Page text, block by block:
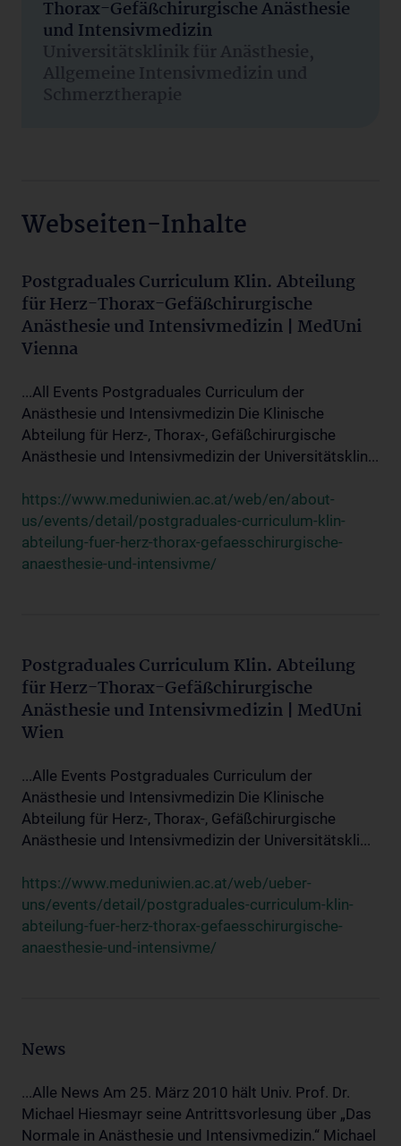
Thorax-Gefäßchirurgische Anästhesie
und Intensivmedizin
Universitätsklinik für Anästhesie,
Allgemeine Intensivmedizin und
Schmerztherapie
Webseiten-Inhalte
Postgraduales Curriculum Klin. Abteilung
für Herz-Thorax-Gefäßchirurgische
Anästhesie und Intensivmedizin | MedUni
Vienna
...All Events Postgraduales Curriculum der
Anästhesie und Intensivmedizin Die Klinische
Abteilung für Herz-, Thorax-, Gefäßchirurgische
Anästhesie und Intensivmedizin der Universitätsklin...
https://www.meduniwien.ac.at/web/en/about-
us/events/detail/postgraduales-curriculum-klin-
abteilung-fuer-herz-thorax-gefaesschirurgische-
anaesthesie-und-intensivme/
Postgraduales Curriculum Klin. Abteilung
für Herz-Thorax-Gefäßchirurgische
Anästhesie und Intensivmedizin | MedUni
Wien
...Alle Events Postgraduales Curriculum der
Anästhesie und Intensivmedizin Die Klinische
Abteilung für Herz-, Thorax-, Gefäßchirurgische
Anästhesie und Intensivmedizin der Universitätskli...
https://www.meduniwien.ac.at/web/ueber-
uns/events/detail/postgraduales-curriculum-klin-
abteilung-fuer-herz-thorax-gefaesschirurgische-
anaesthesie-und-intensivme/
News
...Alle News Am 25. März 2010 hält Univ. Prof. Dr.
Michael Hiesmayr seine Antrittsvorlesung über „Das
Normale in Anästhesie und Intensivmedizin.“ Michael